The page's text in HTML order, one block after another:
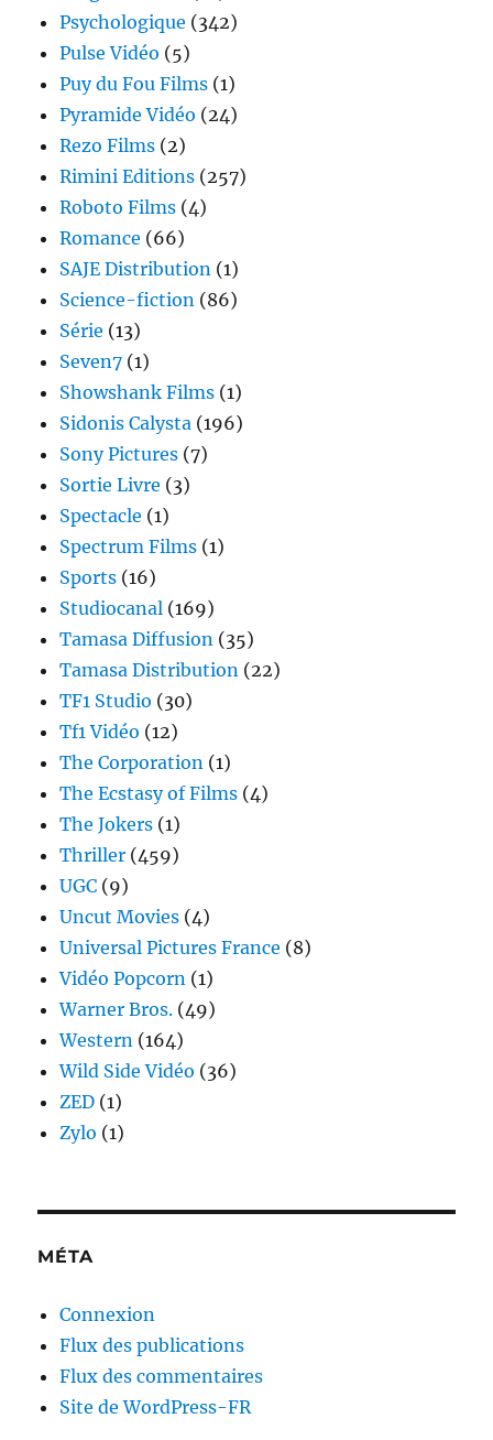
Psychologique (342)
Pulse Vidéo (5)
Puy du Fou Films (1)
Pyramide Vidéo (24)
Rezo Films (2)
Rimini Editions (257)
Roboto Films (4)
Romance (66)
SAJE Distribution (1)
Science-fiction (86)
Série (13)
Seven7 (1)
Showshank Films (1)
Sidonis Calysta (196)
Sony Pictures (7)
Sortie Livre (3)
Spectacle (1)
Spectrum Films (1)
Sports (16)
Studiocanal (169)
Tamasa Diffusion (35)
Tamasa Distribution (22)
TF1 Studio (30)
Tf1 Vidéo (12)
The Corporation (1)
The Ecstasy of Films (4)
The Jokers (1)
Thriller (459)
UGC (9)
Uncut Movies (4)
Universal Pictures France (8)
Vidéo Popcorn (1)
Warner Bros. (49)
Western (164)
Wild Side Vidéo (36)
ZED (1)
Zylo (1)
MÉTA
Connexion
Flux des publications
Flux des commentaires
Site de WordPress-FR